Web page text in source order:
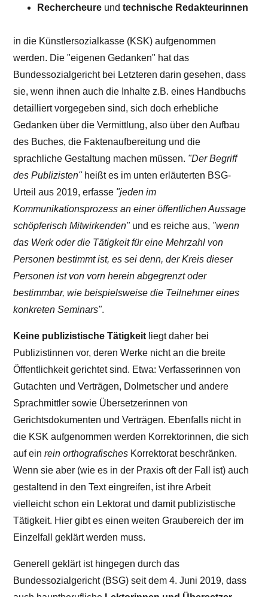
Rechercheure undtechnische Redakteurinnen
in die Künstlersozialkasse (KSK) aufgenommen
werden. Die "eigenen Gedanken" hat das
Bundessozialgericht bei Letzteren darin gesehen, dass
sie, wenn ihnen auch die Inhalte z.B. eines Handbuchs
detailliert vorgegeben sind, sich doch erhebliche
Gedanken über die Vermittlung, also über den Aufbau
des Buches, die Faktenaufbereitung und die
sprachliche Gestaltung machen müssen. "Der Begriff
des Publizisten"heißt es im unten erläuterten BSG-
Urteil aus 2019, erfasse "jeden im
Kommunikationsprozess an einer öffentlichen Aussage
schöpferisch Mitwirkenden"und es reiche aus, "wenn
das Werk oder die Tätigkeit für eine Mehrzahl von
Personen bestimmt ist, es sei denn, der Kreis dieser
Personen ist von vorn herein abgegrenzt oder
bestimmbar, wie beispielsweise die Teilnehmer eines
konkreten Seminars".
Keine publizistische Tätigkeit liegt daher bei
Publizistinnen vor, deren Werke nicht an die breite
Öffentlichkeit gerichtet sind. Etwa: Verfasserinnen von
Gutachten und Verträgen, Dolmetscher und andere
Sprachmittler sowie Übersetzerinnen von
Gerichtsdokumenten und Verträgen. Ebenfalls nicht in
die KSK aufgenommen werden Korrektorinnen, die sich
auf einrein orthografisches Korrektorat beschränken.
Wenn sie aber (wie es in der Praxis oft der Fall ist) auch
gestaltend in den Text eingreifen, ist ihre Arbeit
vielleicht schon ein Lektorat und damit publizistische
Tätigkeit. Hier gibt es einen weiten Graubereich der im
Einzelfall geklärt werden muss.
Generell geklärt ist hingegen durch das
Bundessozialgericht (BSG) seit dem 4. Juni 2019, dass